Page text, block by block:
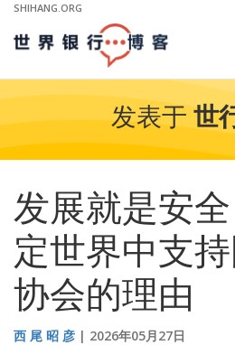
Skip
Main
Navigation
SHIHANG.ORG
发表于 世
发展就是安
定世界中支
协会的理由
西 尾 昭 彦 2026年05月27日